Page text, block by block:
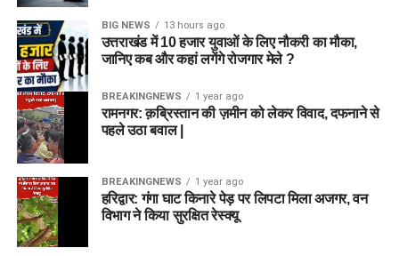
BIG NEWS 13 hours ago
उत्तराखंड में 10 हजार युवाओं के लिए नौकरी का मौका,
जानिए कब और कहां लगेंगे रोजगार मेले ?
BREAKINGNEWS 1 year ago
रामनगर: क़ब्रिस्तान की ज़मीन को लेकर विवाद, दफनाने से
पहले उठा बवाल |
BREAKINGNEWS 1 year ago
हरिद्वार: गंगा घाट किनारे पेड़ पर लिपटा मिला अजगर, वन
विभाग ने किया सुरक्षित रेस्क्यू